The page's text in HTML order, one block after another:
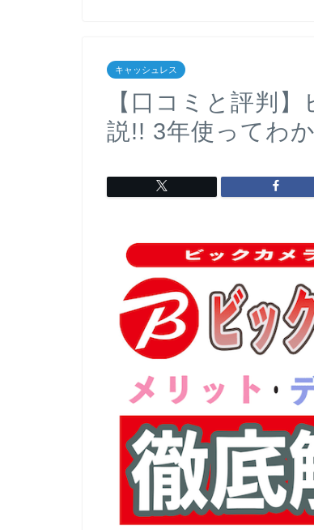
キャッシュレス
【口コミと評判
説!! 3年使ってわ